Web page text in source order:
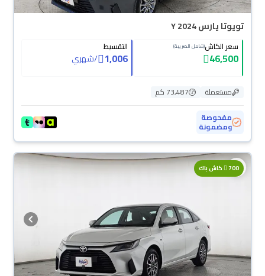
تويوتا يارس Y 2024
سعر الكاش(شامل الضريبة)
46,500
التقسيط
1,006
/شهري
مستعملة
73,487 كم
مفحوصة
ومضمونة
700 كاش باك